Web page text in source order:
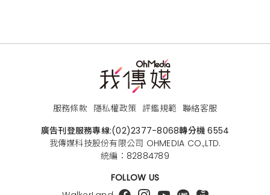
服務條款 隱私權政策 評鑑規範 聯絡客服
廣告刊登服務專線:(02)2377-8068轉分機 6554
我傳媒科技股份有限公司 OHMEDIA CO.,LTD.
統編：82884789
FOLLOW US